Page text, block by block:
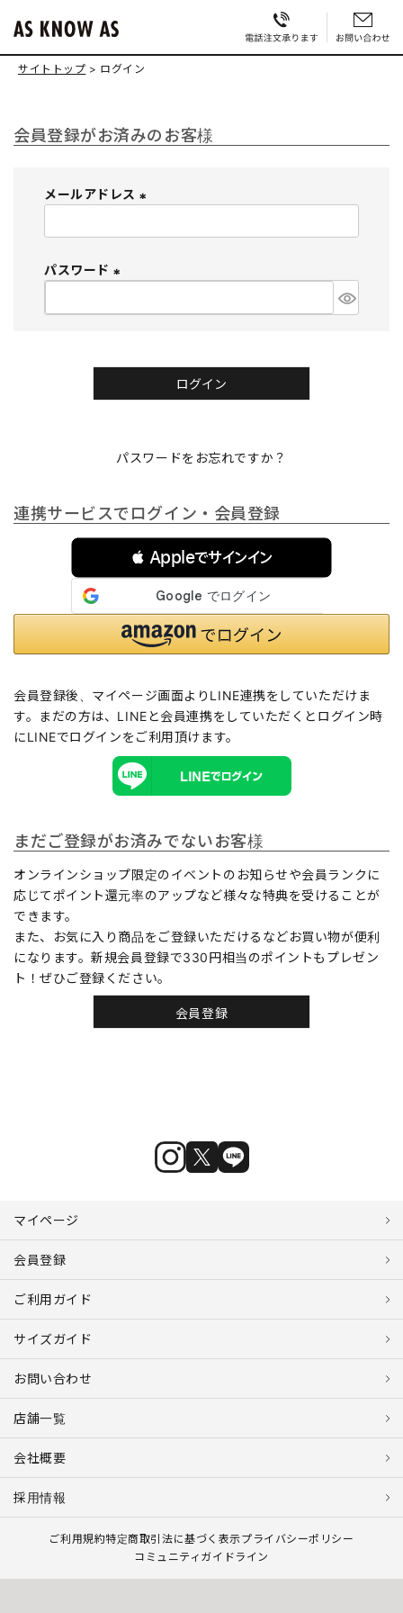
サイトトップ ログイン
会員登録がお済みのお客様
メールアドレス
必
)
パスワード
必
ログイン
パスワードをお忘れですか？
連携サービスでログイン・会員登録
 Appleでサインイン
会員登録後、マイページ画面よりLINE連携をしていただけま
す。まだの方は、 LINEと会員連携をしていただくとログイン時
にLINEでログインをご利用頂けます。
まだご登録がお済みでないお客様
オンラインショップ限定のイベントのお知らせや会員ランクに
応じてポイント還元率のアップなど様々な特典を受けることが
できます。
また、お気に入り商品をご登録いただけるなどお買い物が便利
になります。新規会員登録で330円相当のポイントもプレゼン
ト！ぜひご登録ください。
会員登録
マイページ
会員登録
ご利用ガイド
サイズガイド
お問い合わせ
店舗一覧
会社概要
採用情報
ご利用規約特定商取引法に基づく表示プライバシーポリシー
コミュニティガイドライン